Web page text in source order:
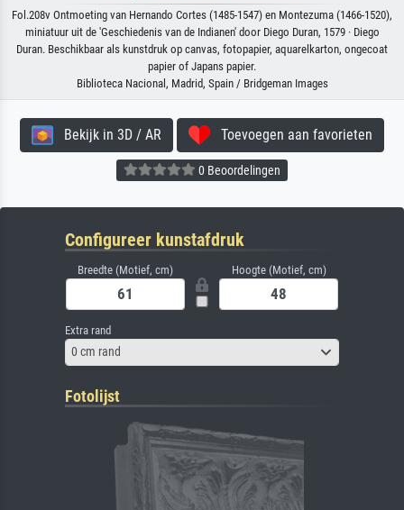
Fol.208v Ontmoeting van Hernando Cortes (1485-1547) en Montezuma (1466-1520),
miniatuur uit de 'Geschiedenis van de Indianen' door Diego Duran, 1579 · Diego
Duran. Beschikbaar als kunstdruk op canvas, fotopapier, aquarelkarton, ongecoat
papier of Japans papier.
Biblioteca Nacional, Madrid, Spain / Bridgeman Images
Bekijk in 3D / AR Toevoegen aan favorieten
0 Beoordelingen
Configureer kunstafdruk
Breedte (Motief, cm) Hoogte (Motief, cm)
Extra rand
0 cm rand
Fotolijst